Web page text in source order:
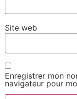
Site web
Enregistrer mon
navigateur pour